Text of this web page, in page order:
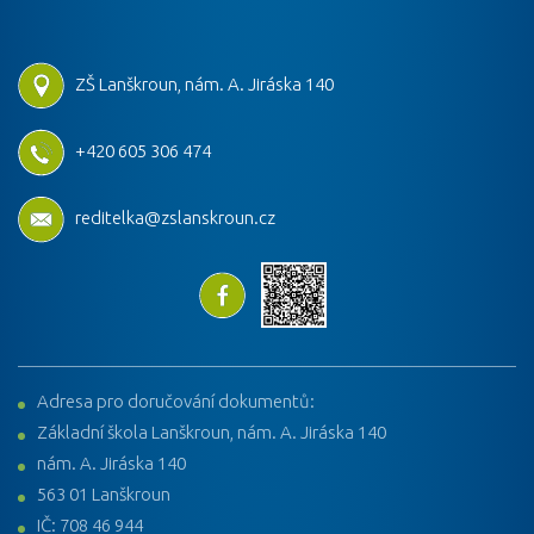
ZŠ Lanškroun, nám. A. Jiráska 140
+420 605 306 474
reditelka@zslanskroun.cz
Adresa pro doručování dokumentů:
Základní škola Lanškroun, nám. A. Jiráska 140
nám. A. Jiráska 140
563 01 Lanškroun
IČ: 708 46 944